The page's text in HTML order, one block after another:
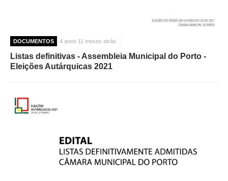
DOCUMENTOS 4 anos 11 meses atrás
Listas definitivas - Assembleia Municipal do Porto -
Eleições Autárquicas 2021